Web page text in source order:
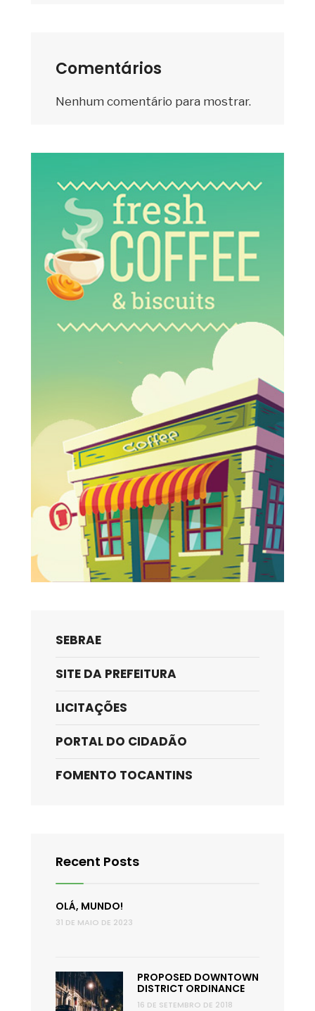
Comentários
Nenhum comentário para mostrar.
SEBRAE
SITE DA PREFEITURA
LICITAÇÕES
PORTAL DO CIDADÃO
FOMENTO TOCANTINS
Recent Posts
OLÁ, MUNDO!
31 DE MAIO DE 2023
PROPOSED DOWNTOWN
DISTRICT ORDINANCE
16 DE SETEMBRO DE 2018